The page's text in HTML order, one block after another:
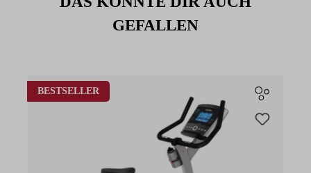
GEFALLEN
Produktgalerie überspringen
BESTSELLER